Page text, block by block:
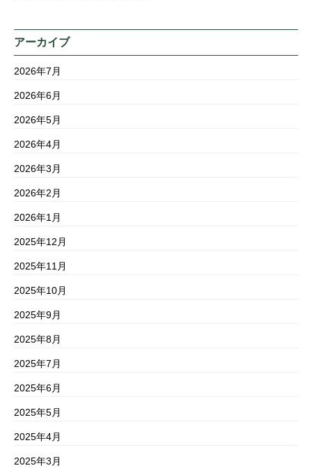
アーカイブ
2026年7月
2026年6月
2026年5月
2026年4月
2026年3月
2026年2月
2026年1月
2025年12月
2025年11月
2025年10月
2025年9月
2025年8月
2025年7月
2025年6月
2025年5月
2025年4月
2025年3月